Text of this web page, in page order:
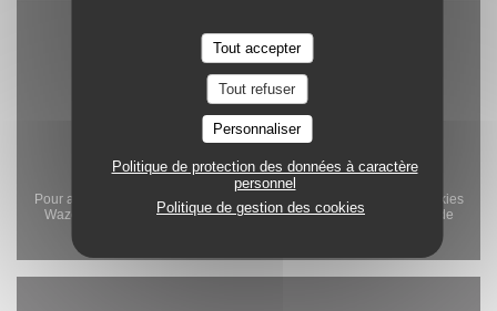
Tout accepter
Tout refuser
Personnaliser
Politique de protection des données à caractère
personnel
Politique de gestion des cookies
Pour afficher la carte interactive Waze, vous devez accepter les cookies
Waze Map (Google). Ces cookies peuvent collecter des données de